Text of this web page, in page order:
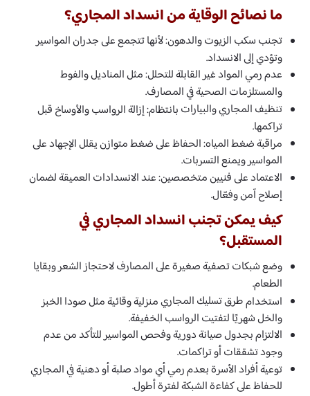
ما نصائح الوقاية من انسداد المجاري؟
تجنب سكب الزيوت والدهون: لأنها تتجمع على جدران المواسير
وتؤدي إلى الانسداد.
عدم رمي المواد غير القابلة للتحلل: مثل المناديل والفوط
والمستلزمات الصحية في المصارف.
تنظيف المجاري والبياراتبانتظام: إزالة الرواسب والأوساخ قبل
تراكمها.
مراقبة ضغط المياه: الحفاظ على ضغط متوازن يقلل الإجهاد على
المواسير ويمنع التسربات.
الاعتماد على فنيين متخصصين: عند الانسدادات العميقة لضمان
إصلاح آمن وفعّال.
كيف يمكن تجنب انسداد المجاري في
المستقبل؟
وضع شبكات تصفية صغيرة على المصارف لاحتجاز الشعر وبقايا
الطعام.
استخدامطرق تسليك المجاريمنزلية وقائية مثل صودا الخبز
والخل شهريًا لتفتيت الرواسب الخفيفة.
الالتزام بجدول صيانة دورية وفحص المواسير للتأكد من عدم
وجود تشققات أو تراكمات.
توعية أفراد الأسرة بعدم رمي أي مواد صلبة أو دهنية في المجاري
للحفاظ على كفاءة الشبكة لفترة أطول.